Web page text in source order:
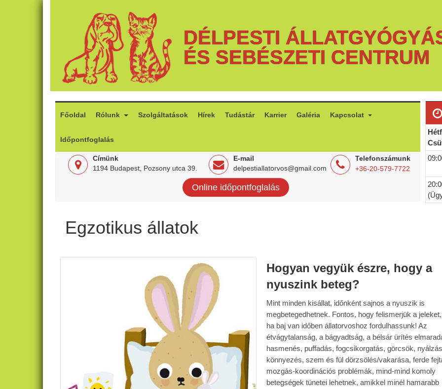
DÉLPESTI
ÉS SEBÉSZETI CENTRUM
Főoldal Rólunk Szolgáltatások Hírek Tudástár Karrier Galéria Kapcsolat
Időpontfoglalás
Címünk
1194 Budapest, Pozsony utca 39.
E-mail
delpestiallatorvos@gmail.com
Telefonszámunk
+36-20-579-7722
Online időpontfoglalás
Egzotikus állatok
Hogyan vegyük észre, hogy a
nyuszink beteg?
Mint minden kisállat, időnként sajnos a nyuszik is
megbetegedhetnek. Fontos, hogy felismerjük a
ha baj van időben állatorvoshoz fordulhassunk! Az
étvágytalanság, a bágyadtság, a bélsár ürítés
hasmenés, puffadás, fogcsikorgatás, görcsök,
könnyezés, szem és fül dörzsölés/vakarása, ferde
mozgás-koordinációs problémák, mind-mind komoly
betegségek tünetei lehetnek, amikkel minél hamarabb